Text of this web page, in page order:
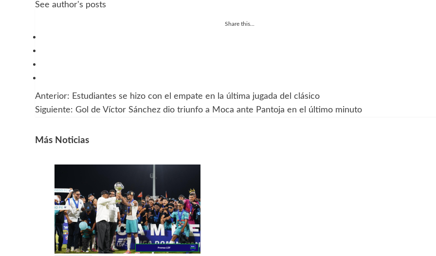
See author's posts
Share this...
Navegación
entradas
Anterior: Estudiantes se hizo con el empate en la última jugada del clásico
Siguiente: Gol de Víctor Sánchez dio triunfo a Moca ante Pantoja en el último minuto
Más Noticias